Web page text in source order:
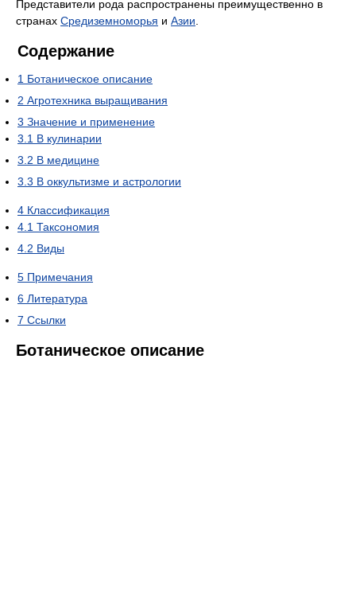
Представители рода распространены преимущественно в
странах Средиземноморья и Азии
Содержание
1 Ботаническое описание
2 Агротехника выращивания
3 Значение и применение
3.1 В кулинарии
3.2 В медицине
3.3 В оккультизме и астрологии
4 Классификация
4.1 Таксономия
4.2 Виды
5 Примечания
6 Литература
7 Ссылки
Ботаническое описание